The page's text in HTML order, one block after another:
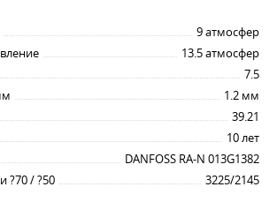
двухрядные радиаторы оснащены
решеткой, боковыми
панелями, вентильной вставкой
температуры.
панелями и двумя
и эффективны. Это делает
9 атмосфер
13.5 атмосфер
7.5
1.2 мм
39.21
10 лет
DANFOSS RA-N 013G1382
?70 / ?50
3225/2145